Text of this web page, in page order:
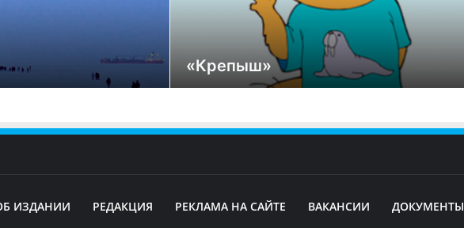
«Крепыш»
ИЗДАНИИ РЕДАКЦИЯ РЕКЛАМА НА САЙТЕ ВАКАНСИИ ДОКУМЕНТЫ